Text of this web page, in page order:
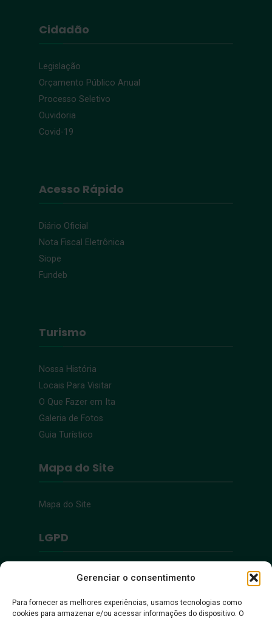
Gerenciar o consentimento
Para fornecer as melhores experiências, usamos tecnologias como
cookies para armazenar e/ou acessar informações do dispositivo. O
Cidadão
Legislação
Orçamento Público Anual
Processo Seletivo
Ouvidoria
Covid-19
Acesso Rápido
Diário Oficial
Nota Fiscal Eletrônica
Siope
Fundeb
Turismo
Nossa História
Locais Para Visitar
O Que Fazer em Ita
Galeria de Fotos
Guia Turístico
Mapa do Site
Mapa do Site
LGPD
Política de Privacidade
Acessibilidade